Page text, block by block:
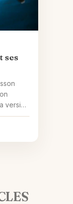
ses
version
quoi